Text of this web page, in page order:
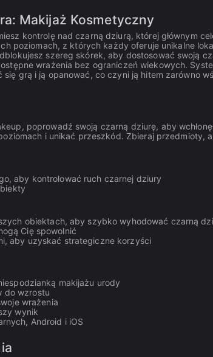
Makijaż Kosmetyczny
kontrolę nad czarną dziurą, której głównym
poziomach, z których każdy oferuje unikalne
szereg skórek, aby dostosować swoją
wrażenia bez ograniczeń wiekowych.
grą i ją opanować, co czyni ją hitem zarówno
poprowadź swoją czarną dziurę, aby
i unikać przeszkód. Zbieraj przedmioty,
aby kontrolować ruch czarnej dziury
obiektach, aby szybko wyhodować czarną
Cię spowolnić
aby uzyskać strategiczne korzyści
makijażu urody
do wzrostu
wrażenia
wynik
Android i iOS